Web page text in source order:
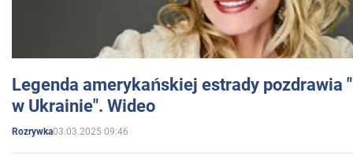
Legenda amerykańskiej estrady pozdrawia
w Ukrainie". Wideo
Rozrywka03.03.2025 09:46